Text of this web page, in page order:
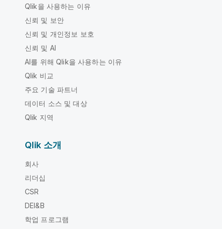
Qlik을 사용하는 이유
신뢰 및 보안
신뢰 및 개인정보 보호
신뢰 및 AI
AI를 위해 Qlik을 사용하는 이유
Qlik 비교
주요 기술 파트너
데이터 소스 및 대상
Qlik 지역
Qlik 소개
회사
리더십
CSR
DEI&B
학업 프로그램